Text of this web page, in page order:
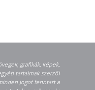
grafikák, képek,
tartalmak szerzői
jogot fenntart a